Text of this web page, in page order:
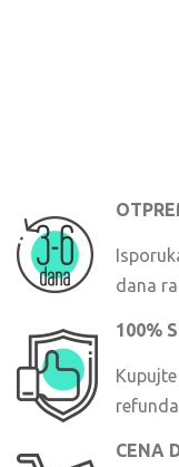
dana
100%
CENA